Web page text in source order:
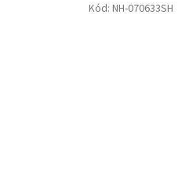
Kód: NH-070633SH